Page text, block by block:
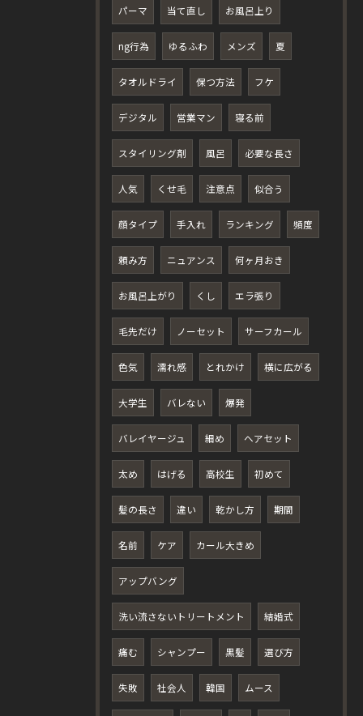
パーマ 当て直し お風呂上り
ng行為 ゆるふわ メンズ 夏
タオルドライ 保つ方法 フケ
デジタル 営業マン 寝る前
スタイリング剤 風呂 必要な長さ
人気 くせ毛 注意点 似合う
顔タイプ 手入れ ランキング 頻度
頼み方 ニュアンス 何ヶ月おき
お風呂上がり くし エラ張り
毛先だけ ノーセット サーフカール
色気 濡れ感 とれかけ 横に広がる
大学生 バレない 爆発
バレイヤージュ 細め ヘアセット
太め はげる 高校生 初めて
髪の長さ 違い 乾かし方 期間
名前 ケア カール大きめ
アップバング
洗い流さないトリートメント 結婚式
痛む シャンプー 黒髪 選び方
失敗 社会人 韓国 ムース